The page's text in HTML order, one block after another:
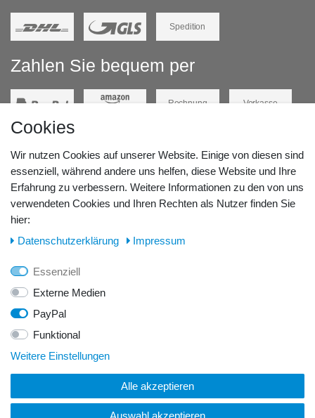
Spedition
Zahlen Sie bequem per
Rechnung Vorkasse
Unsere Lageradresse:
GeBOOTE24 - Martin Rolle & Iris Kleiner GbR
Tel.: 0176 42 28 58 17
E-Mail:
info@geboote24.de
© Copyright 2026 GeBOOTE24 - Martin Rolle & Iris Kleiner
GbR. Alle Rechte vorbehalten.
Cookies
Wir nutzen Cookies auf unserer Website. Einige von diesen sind
essenziell, während andere uns helfen, diese Website und Ihre
Erfahrung zu verbessern. Weitere Informationen zu den von uns
verwendeten Cookies und Ihren Rechten als Nutzer finden Sie
hier:
Daten­schutz­erklärung
Impressum
Essenziell
Externe Medien
PayPal
Funktional
Weitere Einstellungen
Alle akzeptieren
Auswahl akzeptieren